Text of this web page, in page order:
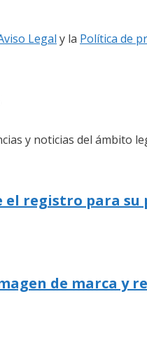
Legal y la Política de
y noticias del ámbito
el registro para
de marca